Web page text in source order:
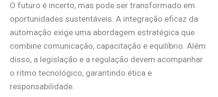
O futuro é incerto, mas pode ser transformado em
oportunidades sustentáveis. A integração eficaz da
automação exige uma abordagem estratégica que
combine comunicação, capacitação e equilíbrio. Além
disso, a legislação e a regulação devem acompanhar
o ritmo tecnológico, garantindo ética e
responsabilidade.